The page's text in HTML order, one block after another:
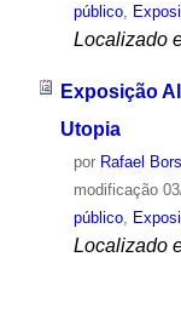
público,
Localizado
Exposição
Utopia
por Rafael
modificação
público,
Localizado